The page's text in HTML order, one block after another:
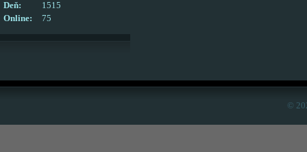
Online: 75
Deň:
1515
©